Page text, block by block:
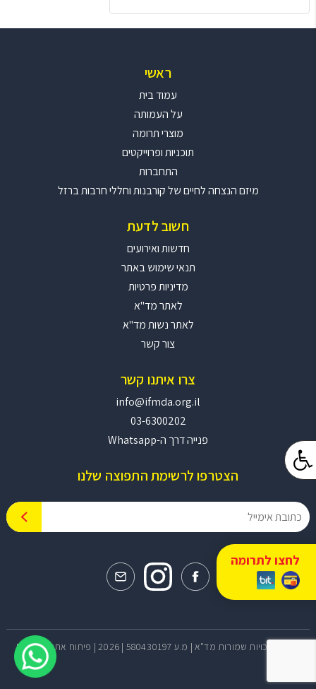
לחצו לתרומה
ראשי
עמוד בית
על העמותה
מוצרי תרומה
תוכניות ופרוייקטים
התחברות
מיזם הנצחה לחיים של קורבנות וחללי חרבות ברזל
חשוב לדעת
חדשות ואירועים
תנאי שימוש באתר
מדיניות פרטיות
לאתר מד"א
לאתר נשות מד"א
צור קשר
צרו איתנו קשר
info@ifmda.org.il
03-6300202
פנייה דרך ה-Whatsapp
הצטרפו לרשימת התפוצה שלנו
© כל הזכויות שמורות מד"א | מ.ע 580430197 | 2026 | פיתוח אתרים - BRN